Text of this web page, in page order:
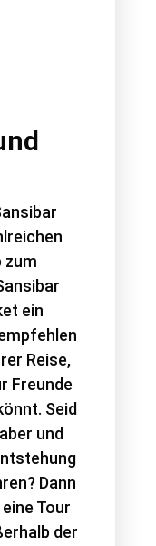
zum
ein
Reise,
Freunde
Seid
und
Dann
Tour
der